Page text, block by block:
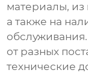
материалы, из
а также на
от разных
технические